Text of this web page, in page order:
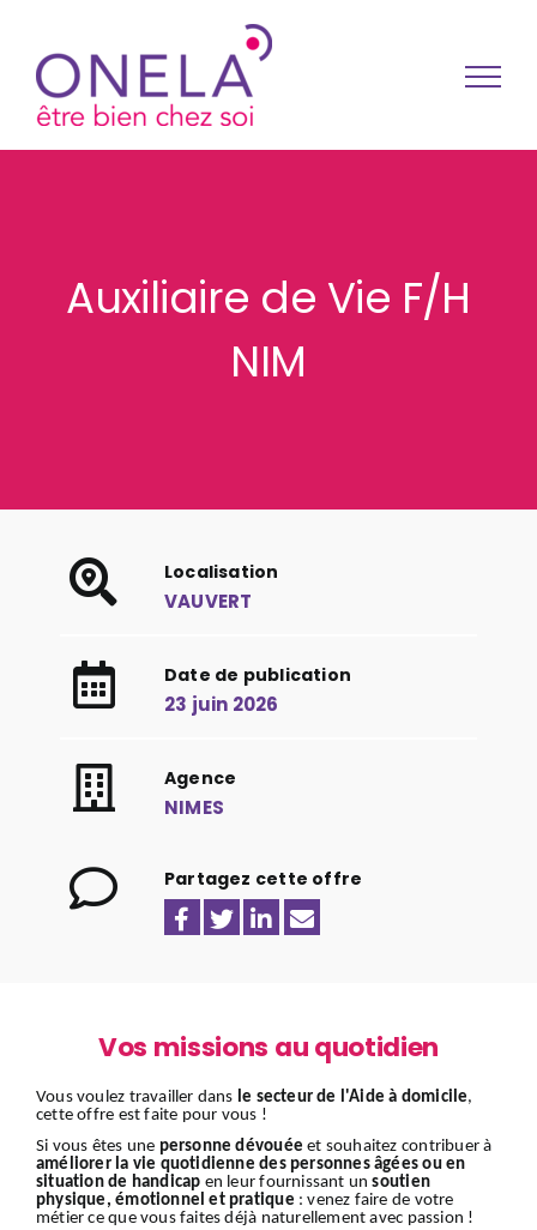
Auxiliaire de Vie F/H
NIM
Localisation
VAUVERT
Date de publication
23 juin 2026
Agence
NIMES
Partagez cette offre
Vos missions au quotidien
Vous voulez travailler dans le secteur de l'Aide à domicile,
cette offre est faite pour vous !
Si vous êtes une personne dévouée et souhaitez contribuer à
améliorer la vie quotidienne des personnes âgées ou en
situation de handicap en leur fournissant unsoutien
physique, émotionnel et pratique : venez faire de votre
métier ce que vous faites déjà naturellement avec passion !